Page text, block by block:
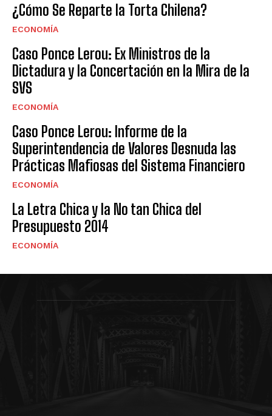
¿Cómo Se Reparte la Torta Chilena?
ECONOMÍA
Caso Ponce Lerou: Ex Ministros de la
Dictadura y la Concertación en la Mira de la
SVS
ECONOMÍA
Caso Ponce Lerou: Informe de la
Superintendencia de Valores Desnuda las
Prácticas Mafiosas del Sistema Financiero
ECONOMÍA
La Letra Chica y la No tan Chica del
Presupuesto 2014
ECONOMÍA